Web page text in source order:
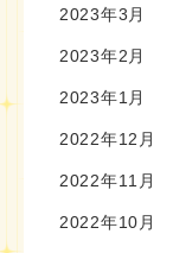
2023年3月
2023年2月
2023年1月
2022年12月
2022年11月
2022年10月